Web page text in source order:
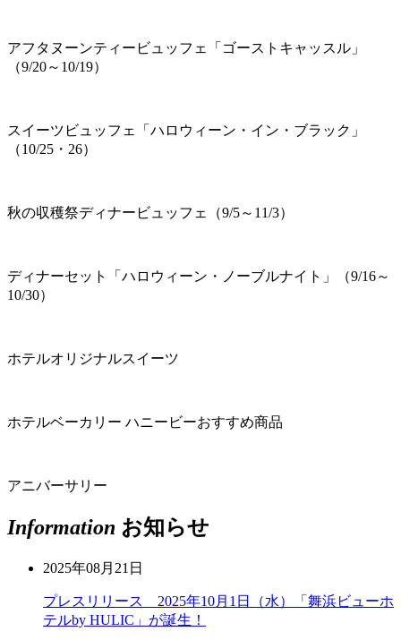
アフタヌーンティービュッフェ「ゴーストキャッスル」
（9/20～10/19）
スイーツビュッフェ「ハロウィーン・イン・ブラック」
（10/25・26）
秋の収穫祭ディナービュッフェ（9/5～11/3）
ディナーセット「ハロウィーン・ノーブルナイト」（9/16～
10/30）
ホテルオリジナルスイーツ
ホテルベーカリー ハニービーおすすめ商品
アニバーサリー
Information お知らせ
2025年08月21日
プレスリリース 2025年10月1日（水）「舞浜ビューホ
テルby HULIC」が誕生！